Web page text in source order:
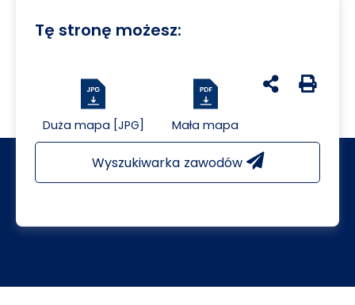
Tę stronę możesz:
Duża mapa [JPG] Mała mapa
udostępnij na
Generuj
Wyszukiwarka zawodów